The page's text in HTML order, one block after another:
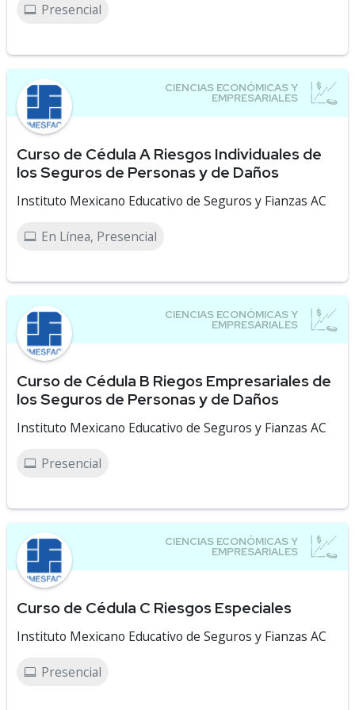
Presencial
Curso de Cédula A Riesgos Individuales de
los Seguros de Personas y de Daños
Instituto Mexicano Educativo de Seguros y Fianzas AC
En Línea, Presencial
Curso de Cédula B Riegos Empresariales de
los Seguros de Personas y de Daños
Instituto Mexicano Educativo de Seguros y Fianzas AC
Presencial
Curso de Cédula C Riesgos Especiales
Instituto Mexicano Educativo de Seguros y Fianzas AC
Presencial